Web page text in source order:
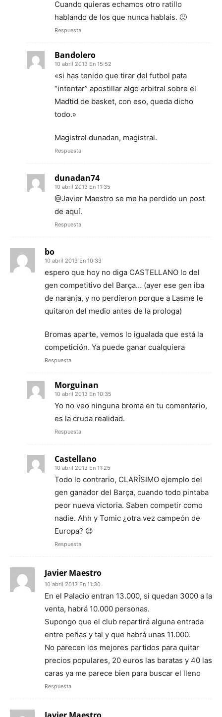
Cuando quieras echamos otro ratillo
hablando de los que nunca hablais. 🙂
Respuesta
Bandolero
10 abril 2013 En 15:52
«si has tenido que tirar del futbol pata
“intentar” apostillar algo arbitral sobre el
Madtid de basket, con eso, queda dicho
todo.»
Magistral dunadan, magistral.
Respuesta
dunadan74
10 abril 2013 En 11:35
@Javier Maestro se me ha perdido un post
de aquí.
Respuesta
bo
10 abril 2013 En 10:33
espero que hoy no diga CASTELLANO lo del
gen competitivo del Barça… (ayer ese gen iba
de naranja, y no perdieron porque a Lasme le
quitaron del medio antes de la prologa)
Bromas aparte, vemos lo igualada que está la
competición. Ya puede ganar cualquiera
Respuesta
Morguinan
10 abril 2013 En 10:35
Yo no veo ninguna broma en tu comentario,
es la cruda realidad.
Respuesta
Castellano
10 abril 2013 En 11:25
Todo lo contrario, CLARÍSIMO ejemplo del
gen ganador del Barça, cuando todo pintaba
peor nueva victoria. Saben competir como
nadie. Ahh y Tomic ¿otra vez campeón de
Europa? 😉
Respuesta
Javier Maestro
10 abril 2013 En 11:30
En el Palacio entran 13.000, si quedan 3000 a la
venta, habrá 10.000 personas.
Supongo que el club repartirá alguna entrada
entre peñas y tal y que habrá unas 11.000.
No parecen los mejores partidos para quitar
precios populares, 20 euros las baratas y 40 las
caras ya me parece bien para buscar el lleno
Respuesta